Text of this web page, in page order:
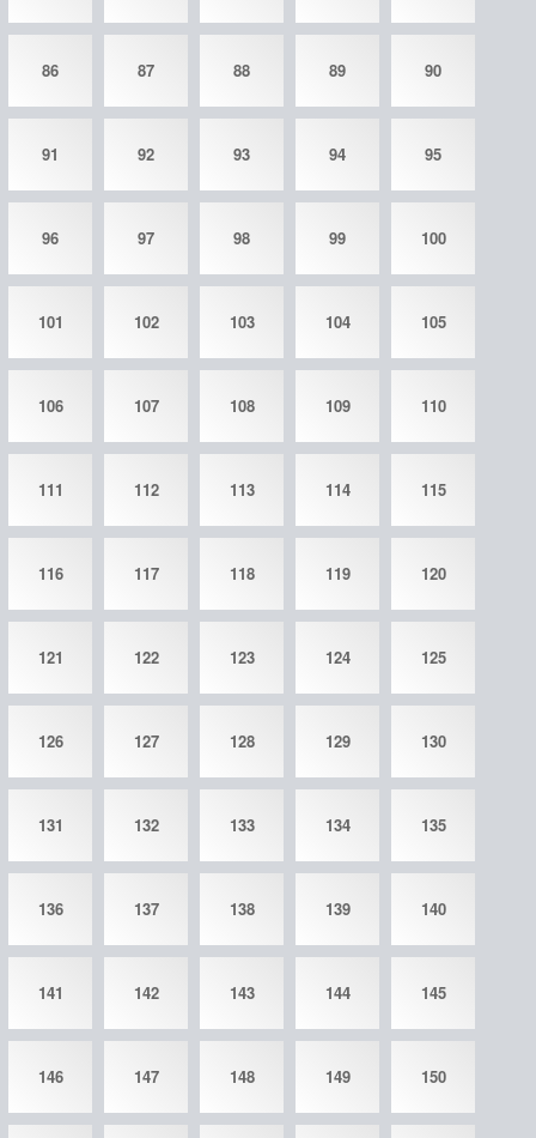
86 87 88 89 90
91 92 93 94 95
96 97 98 99 100
101 102 103 104 105
106 107 108 109 110
111 112 113 114 115
116 117 118 119 120
121 122 123 124 125
126 127 128 129 130
131 132 133 134 135
136 137 138 139 140
141 142 143 144 145
146 147 148 149 150